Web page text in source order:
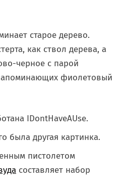
старое дерево.
как ствол дерева, а
черное с парой
фиолетовый
IDontHaveAUse.
была другая картинка.
пистолетом
составляет набор